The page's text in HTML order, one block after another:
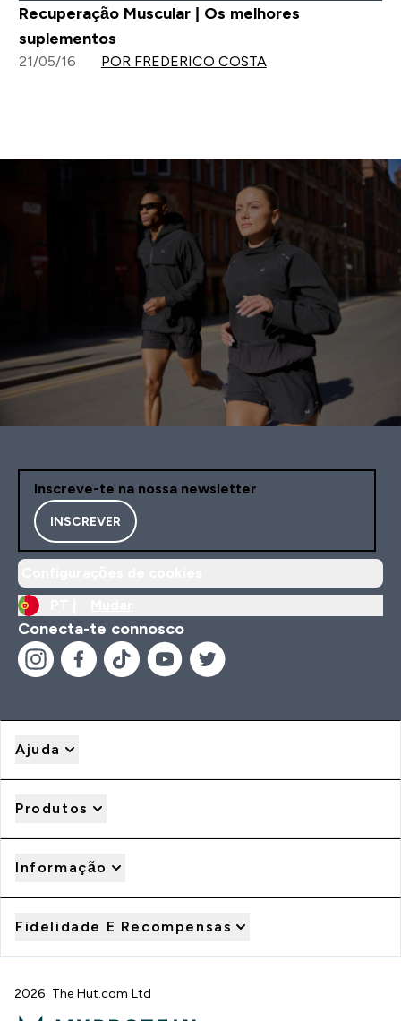
Recuperação Muscular | Os melhores
suplementos
21/05/16 POR FREDERICO COSTA
Inscreve-te na nossa newsletter
INSCREVER
Conecta-te connosco
Ajuda
Produtos
Informação
Fidelidade E Recompensas
2026 The Hut.com Ltd